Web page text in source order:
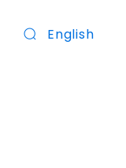
English